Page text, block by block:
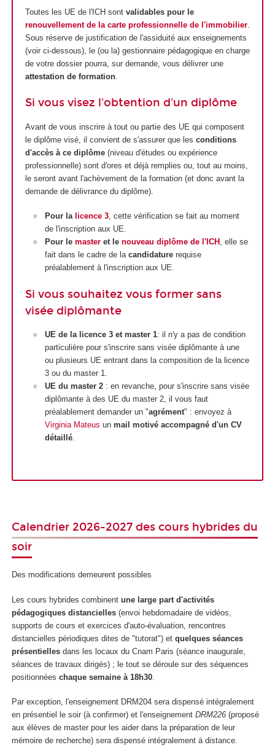
Toutes les UE de l'ICH sont validables pour le
renouvellement de la carte professionnelle de l'immobilier.
Sous réserve de justification de l'assiduité aux enseignements
(voir ci-dessous), le (ou la) gestionnaire pédagogique en charge
de votre dossier pourra, sur demande, vous délivrer une
attestation de formation.
Si vous visez l'obtention d'un diplôme
Avant de vous inscrire à tout ou partie des UE qui composent
le diplôme visé, il convient de s'assurer que les conditions
d'accès à ce diplôme (niveau d'études ou expérience
professionnelle) sont d'ores et déjà remplies ou, tout au moins,
le seront avant l'achèvement de la formation (et donc avant la
demande de délivrance du diplôme).
Pour la licence 3, cette vérification se fait au moment
de l'inscription aux UE.
Pour le master et le nouveau diplôme de l'ICH , elle se
fait dans le cadre de la candidature requise
préalablement à l'inscription aux UE.
Si vous souhaitez vous former sans
visée diplômante
UE de la licence 3 et master 1: il n'y a pas de condition
particulière pour s'inscrire sans visée diplômante à une
ou plusieurs UE entrant dans la composition de la licence
3 ou du master 1.
UE du master 2 : en revanche, pour s'inscrire sans visée
diplômante à des UE du master 2, il vous faut
préalablement demander un "agrément" : envoyez à
Virginia Mateus un mail motivé accompagné d'un CV
détaillé
Calendrier 2026-2027 des cours hybrides du
soir
Des modifications demeurent possibles
Les cours hybrides combinent une large part d'activités
pédagogiques distancielles (envoi hebdomadaire de vidéos,
supports de cours et exercices d'auto-évaluation, rencontres
distancielles périodiques dites de "tutorat") et quelques séances
présentielles dans les locaux du Cnam Paris (séance inaugurale,
séances de travaux dirigés) ; le tout se déroule sur des séquences
positionnées chaque semaine à 18h30
Par exception, l'enseignement DRM204 sera dispensé intégralement
en présentiel le soir (à confirmer) et l'enseignement DRM226 (proposé
aux élèves de master pour les aider dans la préparation de leur
mémoire de recherche) sera dispensé intégralement à distance.